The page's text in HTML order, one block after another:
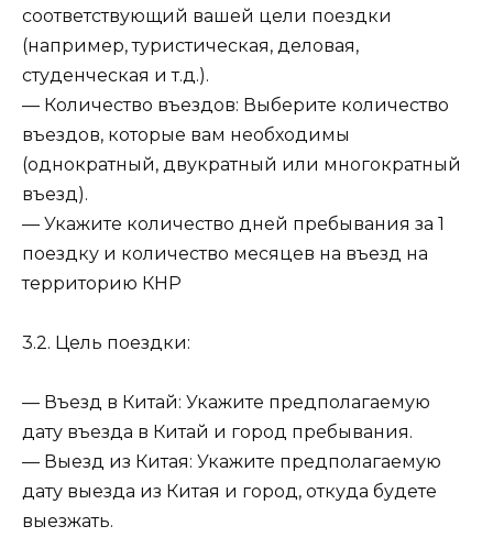
соответствующий вашей цели поездки
(например, туристическая, деловая,
студенческая и т.д.).
— Количество въездов: Выберите количество
въездов, которые вам необходимы
(однократный, двукратный или многократный
въезд).
— Укажите количество дней пребывания за 1
поездку и количество месяцев на въезд на
территорию КНР
3.2. Цель поездки:
— Въезд в Китай: Укажите предполагаемую
дату въезда в Китай и город пребывания.
— Выезд из Китая: Укажите предполагаемую
дату выезда из Китая и город, откуда будете
выезжать.